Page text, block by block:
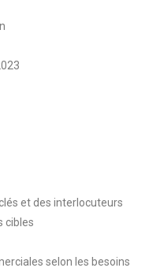
et des interlocuteurs
cibles
selon les besoins